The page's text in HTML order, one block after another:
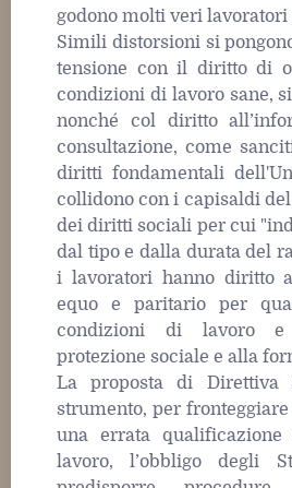
godono molti veri lavoratori
Simili distorsioni si
tensione con il diritto di
condizioni di lavoro sane,
nonché col diritto
consultazione, come
diritti fondamentali
collidono con i capisaldi
dei diritti sociali per cui
dal tipo e dalla durata del
i lavoratori hanno diritto
equo e paritario per
condizioni di lavoro e
protezione sociale e alla
La proposta di Direttiva
strumento, per
una errata
lavoro, l’obbligo degli